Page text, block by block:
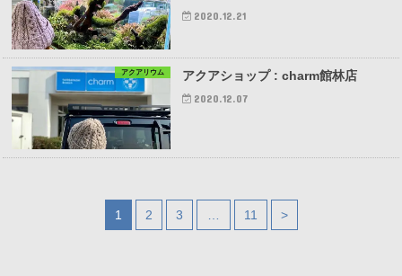
2020.12.21
アクアリウム アクアショップ : charm館林店
2020.12.07
1 2 3 11 >